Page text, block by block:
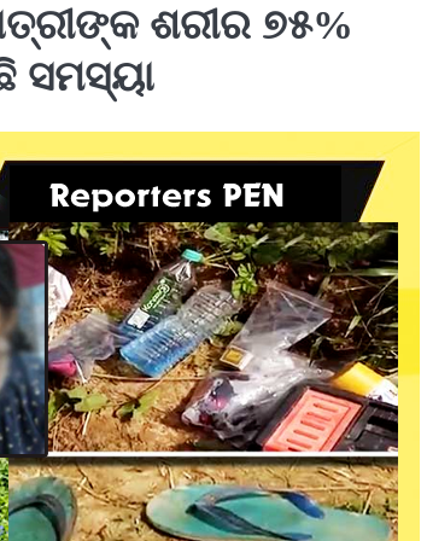
ଶରୀର ୭୫%
ସମସ୍ୟା